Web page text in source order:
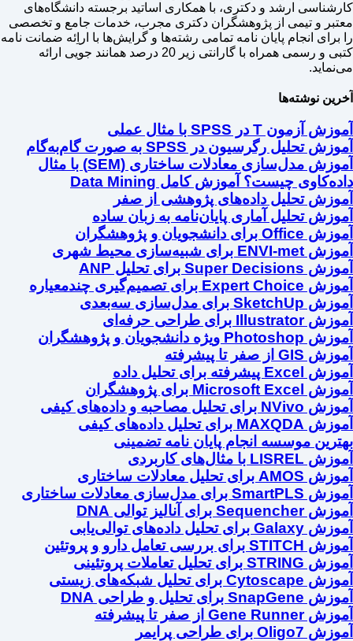
کارشناسی ارشد و دکتری، با همکاری اساتید برجسته دانشگاه‌های
معتبر و تیمی از پژوهشگران دکتری مجرب، خدمات جامع و تخصصی
را برای انجام پایان نامه تمامی رشته‌ها و گرایش‌ها با اراِئه ضمانت نامه
کتبی و رسمی همراه با گارانتی زیر 20 درصد همانند جویی ارائه
می‌نماید.
آخرین نوشته‌ها
آموزش آزمون T در SPSS با مثال عملی
آموزش تحلیل رگرسیون در SPSS به صورت گام‌به‌گام
آموزش مدل‌سازی معادلات ساختاری (SEM) با مثال
داده‌کاوی چیست؟ آموزش کامل Data Mining
آموزش تحلیل داده‌های پژوهشی از صفر
آموزش تحلیل آماری پایان‌نامه به زبان ساده
آموزش Office برای دانشجویان و پژوهشگران
آموزش ENVI-met برای شبیه‌سازی محیط شهری
آموزش Super Decisions برای تحلیل ANP
آموزش Expert Choice برای تصمیم‌گیری چندمعیاره
آموزش SketchUp برای مدل‌سازی سه‌بعدی
آموزش Illustrator برای طراحی حرفه‌ای
آموزش Photoshop ویژه دانشجویان و پژوهشگران
آموزش GIS از صفر تا پیشرفته
آموزش Excel پیشرفته برای تحلیل داده
آموزش Microsoft Excel برای پژوهشگران
آموزش NVivo برای تحلیل مصاحبه و داده‌های کیفی
آموزش MAXQDA برای تحلیل داده‌های کیفی
بهترین موسسه انجام پایان نامه تضمینی
آموزش LISREL با مثال‌های کاربردی
آموزش AMOS برای تحلیل معادلات ساختاری
آموزش SmartPLS برای مدل‌سازی معادلات ساختاری
آموزش Sequencher برای آنالیز توالی DNA
آموزش Galaxy برای تحلیل داده‌های توالی‌یابی
آموزش STITCH برای بررسی تعامل دارو و پروتئین
آموزش STRING برای تحلیل تعاملات پروتئینی
آموزش Cytoscape برای تحلیل شبکه‌های زیستی
آموزش SnapGene برای تحلیل و طراحی DNA
آموزش Gene Runner از صفر تا پیشرفته
آموزش Oligo7 برای طراحی پرایمر